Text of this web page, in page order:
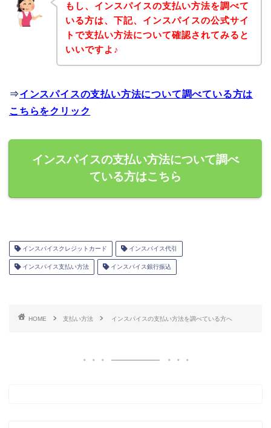
もし、インスパイスの支払い方法を調べて
いる方は、下記、インスパイスの公式サイ
トで支払い方法について確認されてみると
いいですよ♪
⇒インスパイスの支払い方法について調べている方は
こちらをクリック
インスパイスの支払い方法について調べ
ている方はこちら
インスパイスクレジットカード インスパイス代引
インスパイス支払い方法 インスパイス銀行振込
HOME 支払い方法 インスパイスの支払い方法を調べている方へ